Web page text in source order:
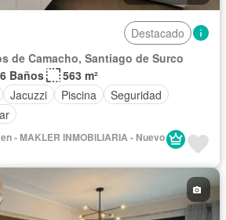
Destacado
de Camacho, Santiago de Surco
6 Baños
563 m²
Jacuzzi Piscina
Seguridad
INMOBILIARIA - Nuevo